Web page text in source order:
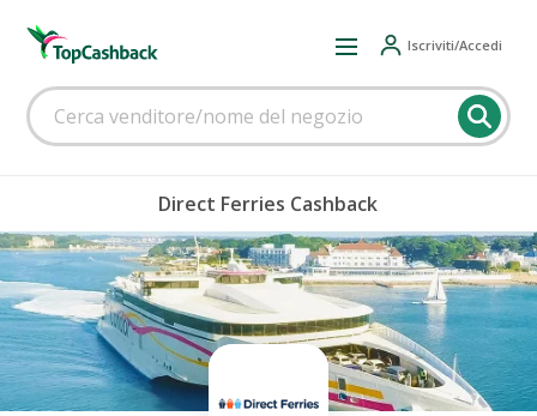
Iscriviti/Accedi
Direct Ferries Cashback